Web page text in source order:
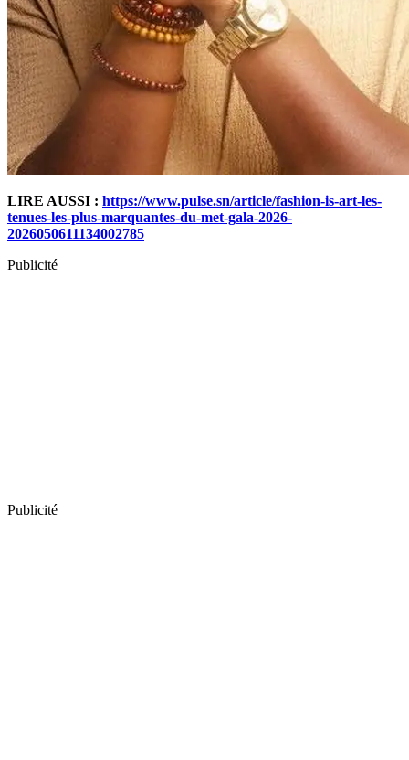
LIRE AUSSI : https://www.pulse.sn/article/fashion-is-art-les-
tenues-les-plus-marquantes-du-met-gala-2026-
2026050611134002785
Publicité
Publicité